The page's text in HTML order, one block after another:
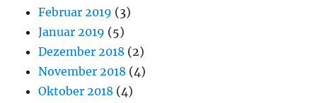
Februar 2019 (3)
Januar 2019 (5)
Dezember 2018 (2)
November 2018 (4)
Oktober 2018 (4)